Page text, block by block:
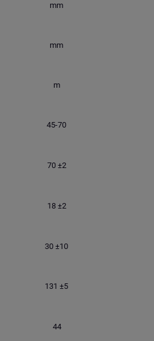
mm
mm
m
45-70
70 ±2
18 ±2
30 ±10
131 ±5
44